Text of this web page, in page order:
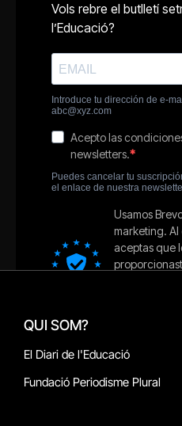
QUI SOM?
El Diari de l'Educació
Fundació Periodisme Plural